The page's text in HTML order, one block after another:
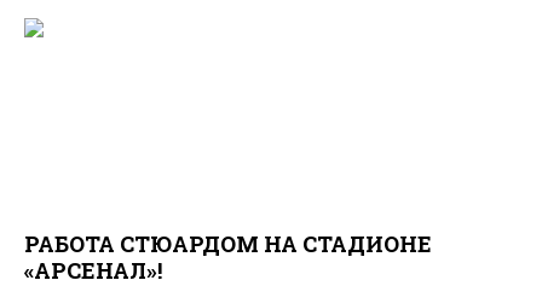
РАБОТА СТЮАРДОМ НА СТАДИОНЕ
«АРСЕНАЛ»!